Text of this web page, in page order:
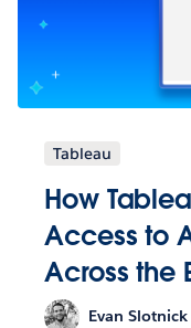
Tableau
How
Access to
Across the
Evan Slotnick